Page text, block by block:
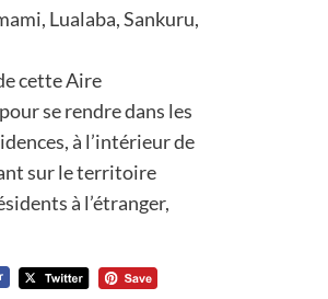
Lualaba, Sankuru,
cette Aire
se rendre dans les
à l’intérieur de
sur le territoire
à l’étranger,